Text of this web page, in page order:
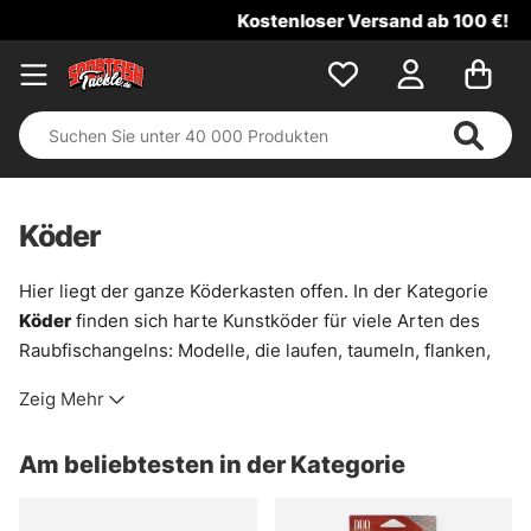
Kostenloser Versand ab 100 €!
Köder
Hier liegt der ganze Köderkasten offen. In der Kategorie
Köder finden sich harte Kunstköder für viele Arten des
Raubfischangelns: Modelle, die laufen, taumeln, flanken,
Genau das macht sie so brauchbar. Mal für träge Fische in
Schilfränder oder freies Wasser.
Zeig Mehr
Am beliebtesten in der Kategorie